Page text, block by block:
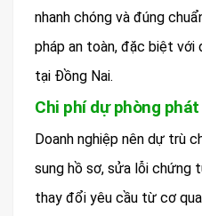
nhanh chóng và đúng
pháp an toàn, đặc biệt với
tại Đồng Nai.
Chi phí dự phòng
Doanh nghiệp nên dự trù
sung hồ sơ, sửa lỗi chứng
thay đổi yêu cầu từ cơ